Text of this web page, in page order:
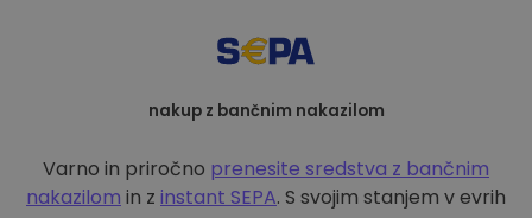
nakup z bančnim nakazilom
Varno in priročno prenesite sredstva z bančnim
nakazilom in z instant SEPA. S svojim stanjem v evrih